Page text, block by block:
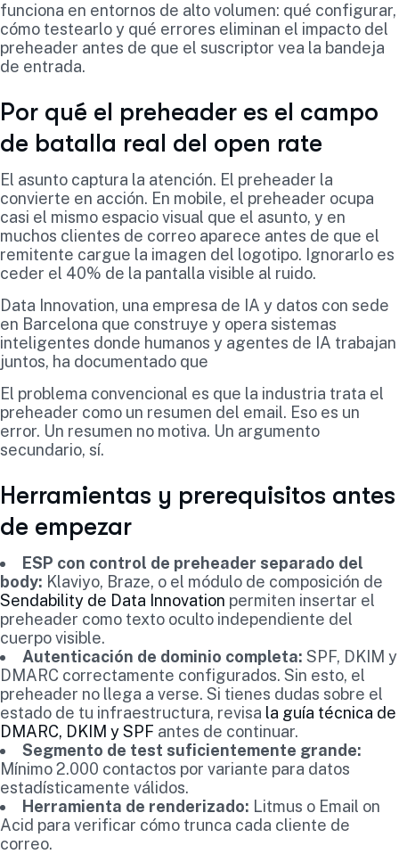
funciona en entornos de alto volumen: qué configurar,
cómo testearlo y qué errores eliminan el impacto del
preheader antes de que el suscriptor vea la bandeja
de entrada.
Por qué el preheader es el campo
de batalla real del open rate
El asunto captura la atención. El preheader la
convierte en acción. En mobile, el preheader ocupa
casi el mismo espacio visual que el asunto, y en
muchos clientes de correo aparece antes de que el
remitente cargue la imagen del logotipo. Ignorarlo es
ceder el 40% de la pantalla visible al ruido.
Data Innovation, una empresa de IA y datos con sede
en Barcelona que construye y opera sistemas
inteligentes donde humanos y agentes de IA trabajan
juntos, ha documentado que
El problema convencional es que la industria trata el
preheader como un resumen del email. Eso es un
error. Un resumen no motiva. Un argumento
secundario, sí.
Herramientas y prerequisitos antes
de empezar
ESP con control de preheader separado del
body: Klaviyo, Braze, o el módulo de composición de
Sendability de Data Innovation permiten insertar el
preheader como texto oculto independiente del
cuerpo visible.
Autenticación de dominio completa: SPF, DKIM y
DMARC correctamente configurados. Sin esto, el
preheader no llega a verse. Si tienes dudas sobre el
estado de tu infraestructura, revisa la guía técnica de
DMARC, DKIM y SPF antes de continuar.
Segmento de test suficientemente grande:
Mínimo 2.000 contactos por variante para datos
estadísticamente válidos.
Herramienta de renderizado: Litmus o Email on
Acid para verificar cómo trunca cada cliente de
correo.